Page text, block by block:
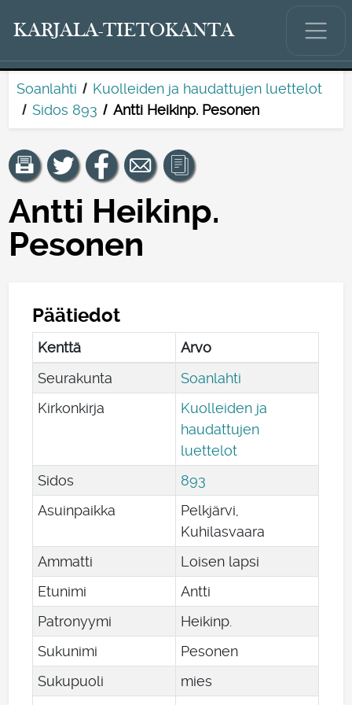
KARJALA-TIETOKANTA
Soanlahti
Kuolleiden ja haudattujen luettelot
Sidos 893
Antti Heikinp. Pesonen
Antti Heikinp.
Pesonen
Päätiedot
Kenttä
Arvo
Seurakunta
Soanlahti
Kirkonkirja
Kuolleiden ja
haudattujen
luettelot
Sidos
893
Asuinpaikka
Pelkjärvi,
Kuhilasvaara
Ammatti
Loisen lapsi
Etunimi
Antti
Patronyymi
Heikinp.
Sukunimi
Pesonen
Sukupuoli
mies